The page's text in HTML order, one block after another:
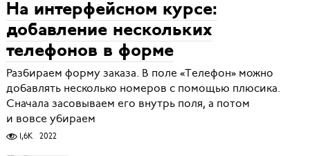
На интерфейсном курсе:
добавление нескольких
телефонов в форме
Разбираем форму заказа. В поле «Телефон» можно
добавлять несколько номеров с помощью плюсика.
Сначала засовываем его внутрь поля, а потом
и вовсе убираем
1,6K 2022